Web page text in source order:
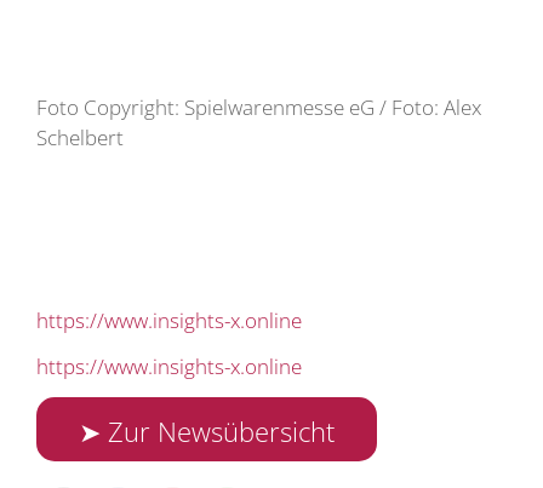
Foto Copyright: Spielwarenmesse eG / Foto: Alex
Schelbert
https://www.insights-x.online
https://www.insights-x.online
➤ Zur Newsübersicht